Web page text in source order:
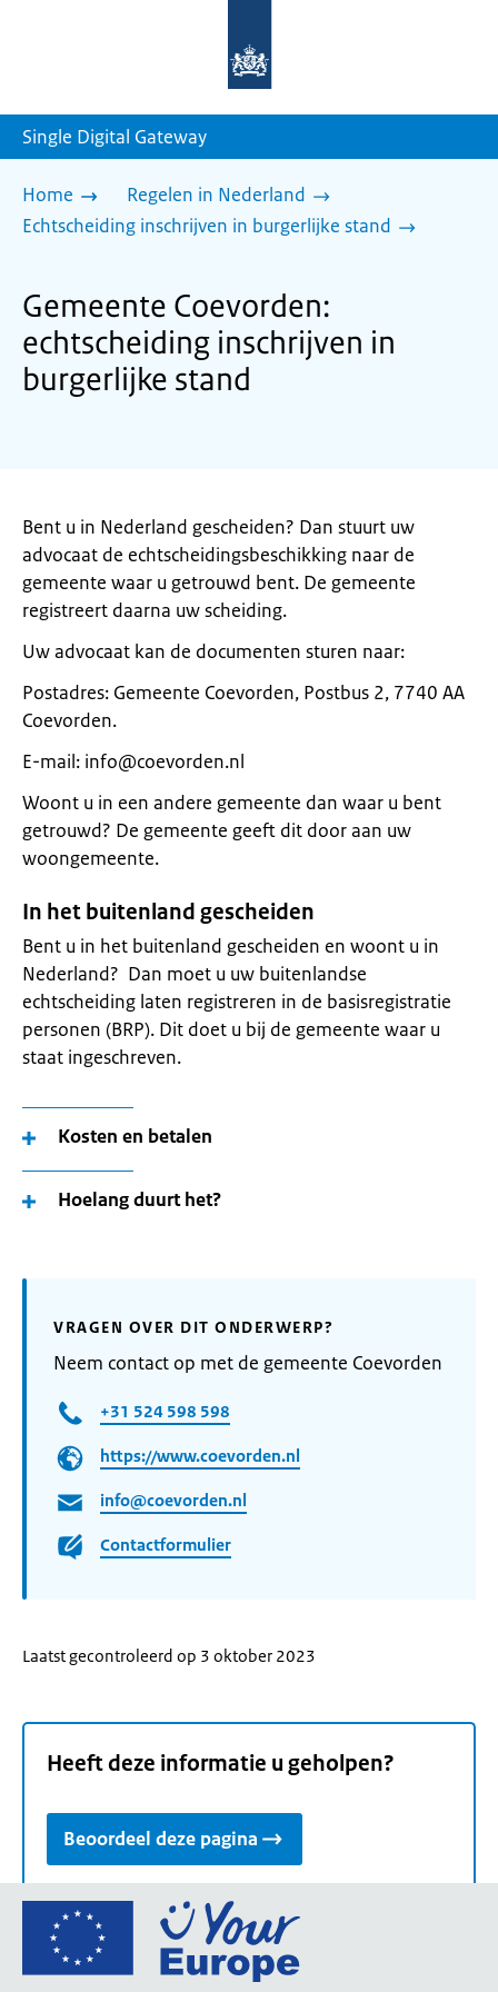
homepage
Single Digital Gateway
Home
Regelen in Nederland
Echtscheiding inschrijven in burgerlijke stand
Gemeente Coevorden:
echtscheiding inschrijven in
burgerlijke stand
Bent u in Nederland gescheiden? Dan stuurt uw
advocaat de echtscheidingsbeschikking naar de
gemeente waar u getrouwd bent. De gemeente
registreert daarna uw scheiding.
Uw advocaat kan de documenten sturen naar:
Postadres: Gemeente Coevorden, Postbus 2, 7740 AA
Coevorden.
E-mail: info@coevorden.nl
Woont u in een andere gemeente dan waar u bent
getrouwd? De gemeente geeft dit door aan uw
woongemeente.
In het buitenland gescheiden
Bent u in het buitenland gescheiden en woont u in
Nederland? Dan moet u uw buitenlandse
echtscheiding laten registreren in de basisregistratie
personen (BRP). Dit doet u bij de gemeente waar u
staat ingeschreven.
Kosten en betalen
Hoelang duurt het?
VRAGEN OVER DIT ONDERWERP?
Neem contact op met de gemeente Coevorden
+31 524 598 598
https://www.coevorden.nl
info@coevorden.nl
Contactformulier
Laatst gecontroleerd op 3 oktober 2023
Heeft deze informatie u geholpen?
Beoordeel deze pagina
Ga
de